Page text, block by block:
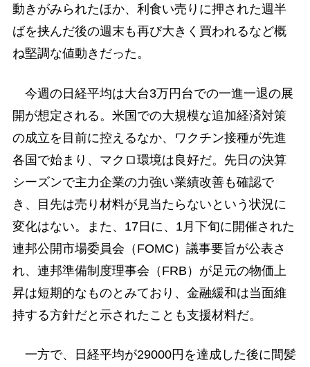
動きがみられたほか、利食い売りに押された週半
ばを挟んだ後の週末も再び大きく買われるなど概
ね堅調な値動きだった。
今週の日経平均は大台3万円台での一進一退の展
開が想定される。米国での大規模な追加経済対策
の成立を目前に控えるなか、ワクチン接種が先進
各国で始まり、マクロ環境は良好だ。先日の決算
シーズンで主力企業の力強い業績改善も確認で
き、目先は売り材料が見当たらないという状況に
変化はない。また、17日に、1月下旬に開催された
連邦公開市場委員会（FOMC）議事要旨が公表さ
れ、連邦準備制度理事会（FRB）が足元の物価上
昇は短期的なものとみており、金融緩和は当面維
持する方針だと示されたことも支援材料だ。
一方で、日経平均が29000円を達成した後に間髪